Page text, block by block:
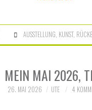
AUSSTELLUNG, KUNST,
MEIN MAI 2026,
26. MAI 2026 UTE 4